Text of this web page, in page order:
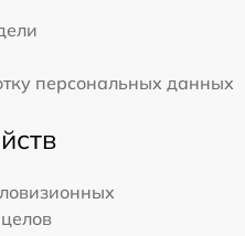
персональных данных